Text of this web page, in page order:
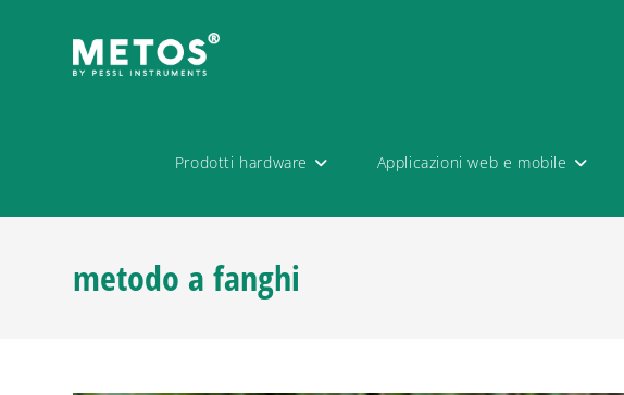
Prodotti hardware Applicazioni web e mobile
metodo a fanghi